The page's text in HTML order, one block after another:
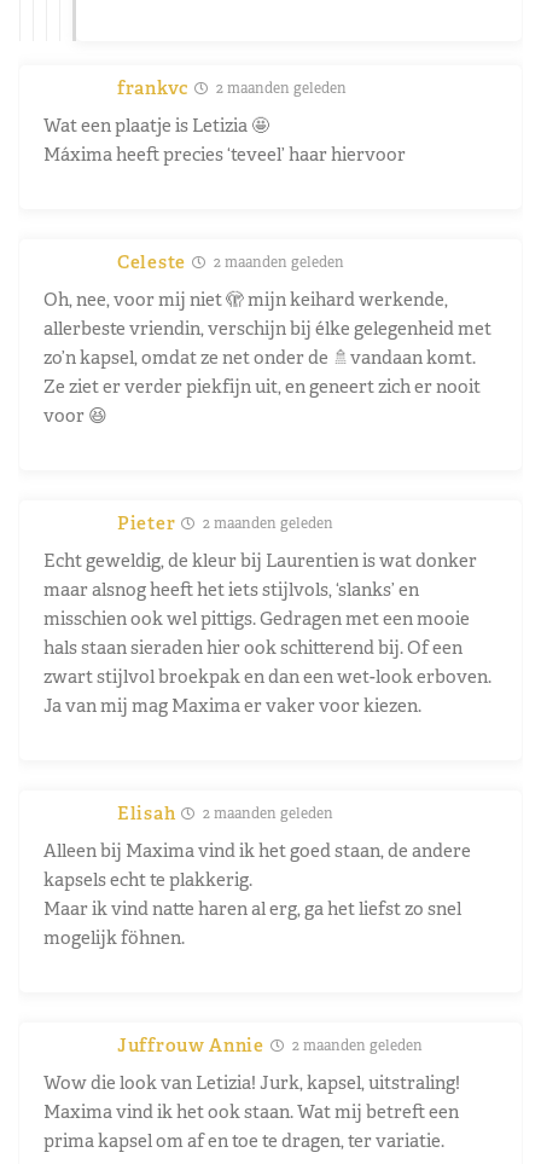
frankvc 2 maanden geleden
Wat een plaatje is Letizia 🤩
Máxima heeft precies ‘teveel’ haar hiervoor
Celeste 2 maanden geleden
Oh, nee, voor mij niet 🫣 mijn keihard werkende,
allerbeste vriendin, verschijn bij élke gelegenheid met
zo’n kapsel, omdat ze net onder de 🚿vandaan komt.
Ze ziet er verder piekfijn uit, en geneert zich er nooit
voor 😆
Pieter 2 maanden geleden
Echt geweldig, de kleur bij Laurentien is wat donker
maar alsnog heeft het iets stijlvols, ‘slanks’ en
misschien ook wel pittigs. Gedragen met een mooie
hals staan sieraden hier ook schitterend bij. Of een
zwart stijlvol broekpak en dan een wet-look erboven.
Ja van mij mag Maxima er vaker voor kiezen.
Elisah 2 maanden geleden
Alleen bij Maxima vind ik het goed staan, de andere
kapsels echt te plakkerig.
Maar ik vind natte haren al erg, ga het liefst zo snel
mogelijk föhnen.
Juffrouw Annie 2 maanden geleden
Wow die look van Letizia! Jurk, kapsel, uitstraling!
Maxima vind ik het ook staan. Wat mij betreft een
prima kapsel om af en toe te dragen, ter variatie.